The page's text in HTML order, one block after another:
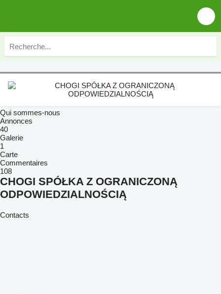
Qui sommes-nous
Annonces
40
Galerie
1
Carte
Commentaires
108
CHOGI SPÓŁKA Z OGRANICZONĄ
ODPOWIEDZIALNOŚCIĄ
Contacts